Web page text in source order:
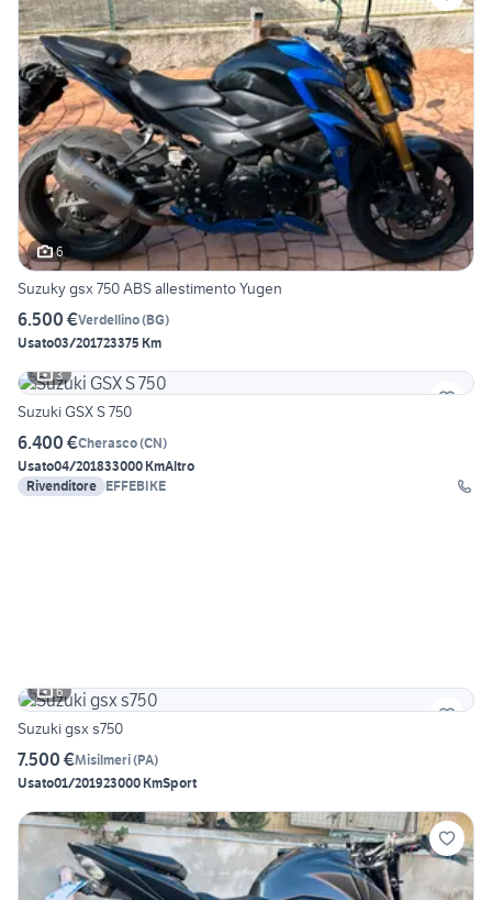
6
Suzuky gsx 750 ABS allestimento Yugen
6.500 €Verdellino(BG)
Usato03/201723375 Km
3
Suzuki GSX S 750
6.400 €Cherasco(CN)
Usato04/201833000 KmAltro
Rivenditore EFFEBIKE
6
Suzuki gsx s750
7.500 €Misilmeri(PA)
Usato01/201923000 KmSport